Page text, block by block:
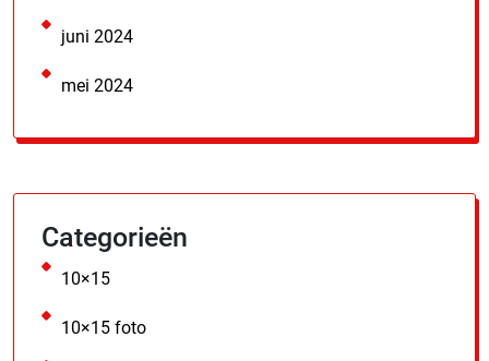
juni 2024
mei 2024
Categorieën
10×15
10×15 foto